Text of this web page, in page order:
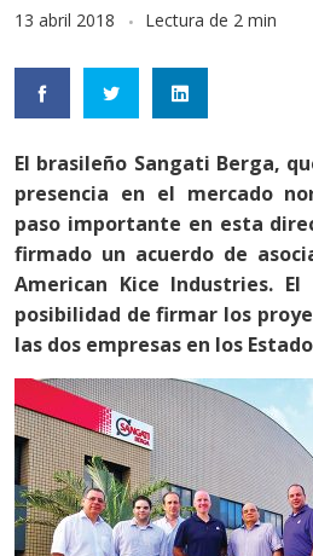
13 abril 2018 Lectura de 2 min
El brasileño Sangati Berga,
presencia en el mercado
paso importante en esta
firmado un acuerdo de
American Kice Industries.
posibilidad de firmar los
las dos empresas en los